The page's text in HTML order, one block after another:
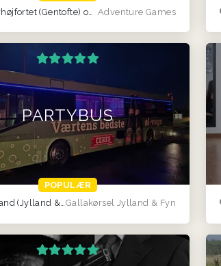
Adventure Games
(Gentofte) og Århus (Viby)
POPULÆR
PARTYBUS
Gallakørsel Jylland & Fyn
(Jylland & Fyn)